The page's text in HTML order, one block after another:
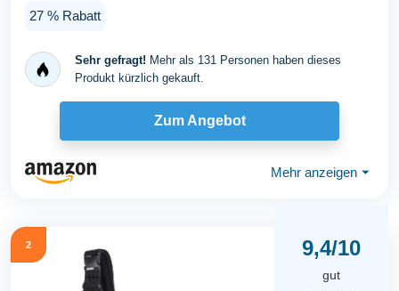
27 % Rabatt
Sehr gefragt! Mehr als 131 Personen haben dieses
Produkt kürzlich gekauft.
Zum Angebot
Mehr anzeigen ⏷
2 9,4/10
gut